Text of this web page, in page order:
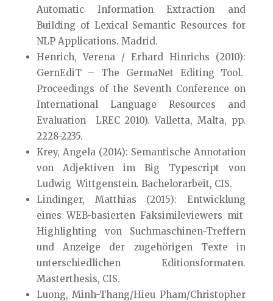
Automatic Information Extraction and
Building of Lexical Semantic Resources for
NLP Applications. Madrid.
Henrich, Verena / Erhard Hinrichs (2010):
GernEdiT – The GermaNet Editing Tool.
Proceedings of the Seventh Conference on
International Language Resources and
Evaluation LREC 2010). Valletta, Malta, pp.
2228-2235.
Krey, Angela (2014): Semantische Annotation
von Adjektiven im Big Typescript von
Ludwig Wittgenstein. Bachelorarbeit, CIS.
Lindinger, Matthias (2015): Entwicklung
eines WEB-basierten Faksimileviewers mit
Highlighting von Suchmaschinen-Treffern
und Anzeige der zugehörigen Texte in
unterschiedlichen Editionsformaten.
Masterthesis, CIS.
Luong, Minh-Thang/Hieu Pham/Christopher